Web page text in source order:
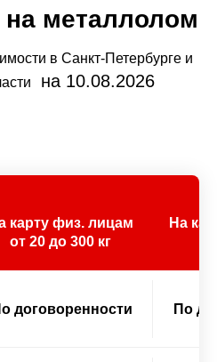
металлолом
в Санкт-Петербурге и
на 10.08.2026
карту физ. лицам
от 20 до 300 кг
На
договоренности По